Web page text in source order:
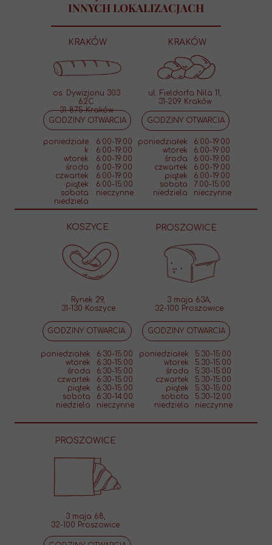
INNYCH LOKALIZACJACH
3 maja 68,
32-100 Proszowice
PROSZOWICE
GODZINY OTWARCIA
5:30-15:00
5:30-15:00
5:30-15:00
5:30-15:00
5:30-15:00
5:30-12:00
nieczynne
poniedziałek
wtorek
środa
czwartek
piątek
sobota
niedziela
3 maja 63A,
32-100 Proszowice
PROSZOWICE
GODZINY OTWARCIA
6:30-15:00
6:30-15:00
6:30-15:00
6:30-15:00
6:30-15:00
6:30-14:00
nieczynne
poniedziałek
wtorek
środa
czwartek
piątek
sobota
niedziela
Rynek 29,
31-130 Koszyce
KOSZYCE
GODZINY OTWARCIA
6:00-19:00
6:00-19:00
6:00-19:00
6:00-19:00
6:00-19:00
7:00-15:00
nieczynne
poniedziałek
wtorek
środa
czwartek
piątek
sobota
niedziela
ul. Fieldorfa Nila 11,
31-209 Kraków
KRAKÓW
GODZINY OTWARCIA
6:00-19:00
6:00-19:00
6:00-19:00
6:00-19:00
6:00-19:00
6:00-15:00
nieczynne
poniedziałe
k
wtorek
środa
czwartek
piątek
sobota
niedziela
os. Dywizjonu 303
62C
31-875 Kraków
KRAKÓW